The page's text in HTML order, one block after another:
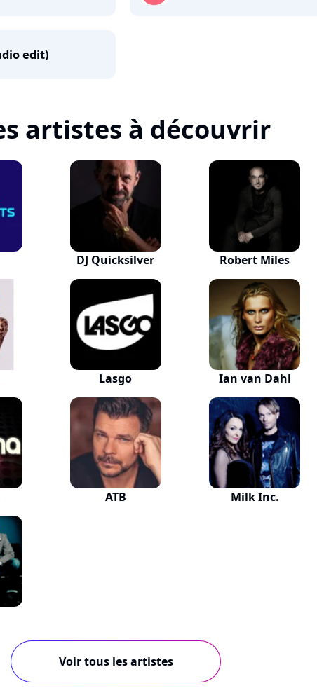
edit)
artistes à découvrir
DJ Quicksilver Robert Miles
Lasgo Ian van Dahl
ATB Milk Inc.
Voir tous les artistes